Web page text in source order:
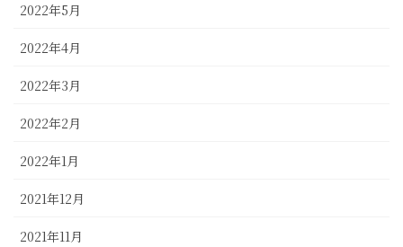
2022年5月
2022年4月
2022年3月
2022年2月
2022年1月
2021年12月
2021年11月